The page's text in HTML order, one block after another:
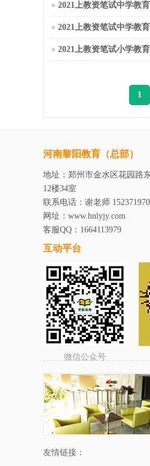
● 2021上教资笔试中学教
● 2021上教资笔试中学教
● 2021上教资笔试小学教
1
河南黎阳教育（总部）
地址：郑州市金水区花园路
12楼34室
联系电话：谢老师
网址：www.hnlyjy.com
客服QQ：1664113979
互动平台
微信公众号
友情链接：